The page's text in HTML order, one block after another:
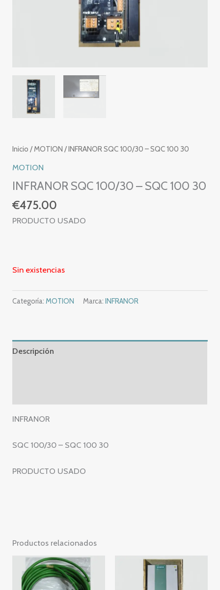
Inicio /MOTION / INFRANOR SQC 100/30 – SQC 100 30
MOTION
INFRANOR SQC 100/30 – SQC 100 30
€475.00
PRODUCTO USADO
Sin existencias
Categoría:MOTION Marca:INFRANOR
Descripción
INFRANOR
SQC 100/30 – SQC 100 30
PRODUCTO USADO
Productos relacionados